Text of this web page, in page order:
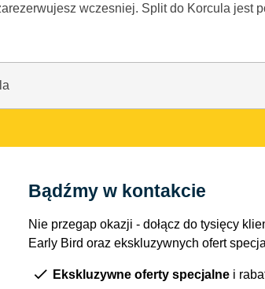
wczesniej. Split do Korcula jest
Bądźmy w kontakcie
Nie przegap okazji - dołącz do tysięcy
Early Bird oraz ekskluzywnych ofert
Ekskluzywne oferty specjalne i